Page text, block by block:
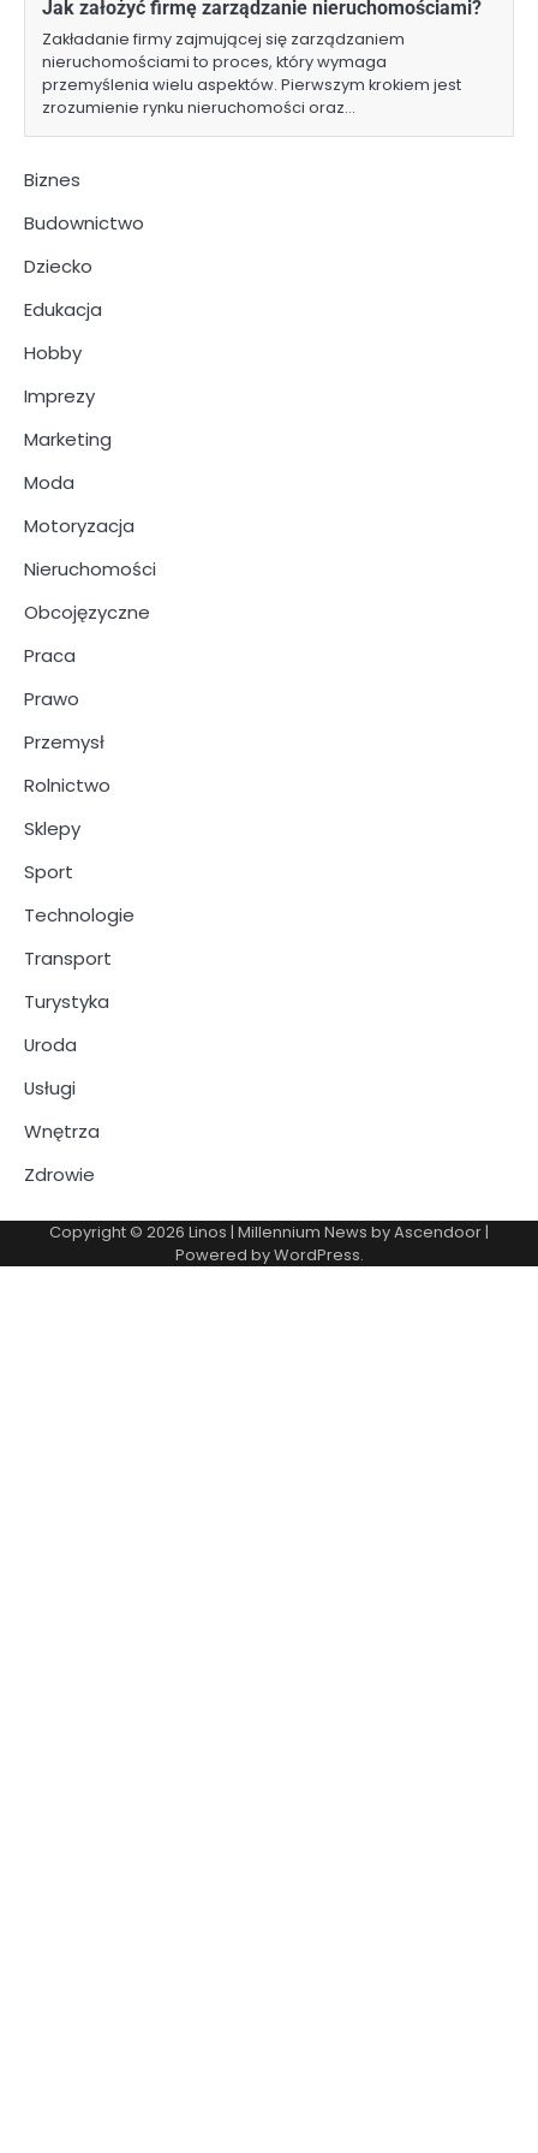
Jak założyć firmę zarządzanie nieruchomościami?
Zakładanie firmy zajmującej się zarządzaniem
nieruchomościami to proces, który wymaga
przemyślenia wielu aspektów. Pierwszym krokiem jest
zrozumienie rynku nieruchomości oraz…
Biznes
Budownictwo
Dziecko
Edukacja
Hobby
Imprezy
Marketing
Moda
Motoryzacja
Nieruchomości
Obcojęzyczne
Praca
Prawo
Przemysł
Rolnictwo
Sklepy
Sport
Technologie
Transport
Turystyka
Uroda
Usługi
Wnętrza
Zdrowie
Copyright © 2026 Linos | Millennium News byAscendoor|
Powered byWordPress.